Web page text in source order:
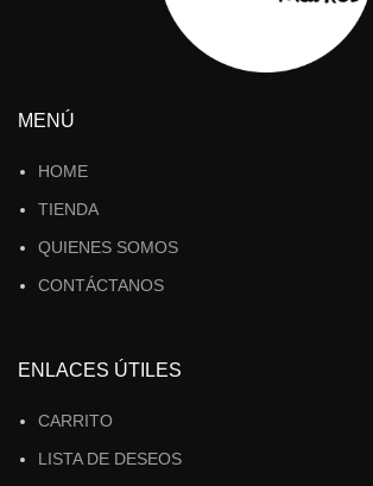
MENÚ
HOME
TIENDA
QUIENES SOMOS
CONTÁCTANOS
ENLACES ÚTILES
CARRITO
LISTA DE DESEOS